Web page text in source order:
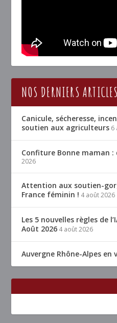
NOS DERNIERS
Canicule, sécheresse,
soutien aux agriculteurs 6
Confiture Bonne maman :
2026
Attention aux soutien-
France féminin ! 4 août 2026
Les 5 nouvelles règles de
Août 2026 4 août 2026
Auvergne Rhône-Alpes en